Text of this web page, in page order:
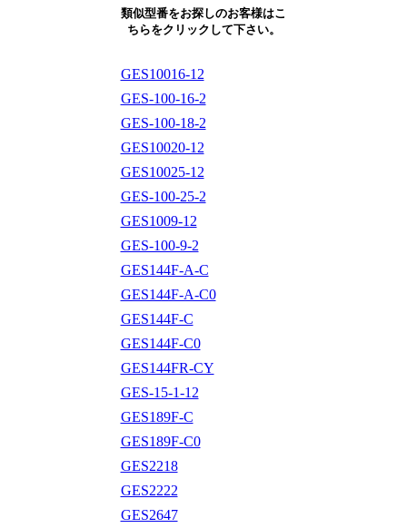
類似型番をお探しのお客様はこ
ちらをクリックして下さい。
GES10016-12
GES-100-16-2
GES-100-18-2
GES10020-12
GES10025-12
GES-100-25-2
GES1009-12
GES-100-9-2
GES144F-A-C
GES144F-A-C0
GES144F-C
GES144F-C0
GES144FR-CY
GES-15-1-12
GES189F-C
GES189F-C0
GES2218
GES2222
GES2647